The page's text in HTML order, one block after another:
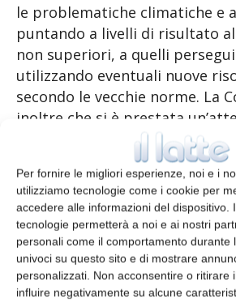
Per fornire le migliori esperienze, noi e i
utilizziamo tecnologie come i cookie per
accedere alle informazioni del dispositivo.
tecnologie permetterà a noi e ai nostri
personali come il comportamento durante
univoci su questo sito e di mostrare
personalizzati. Non acconsentire o ritirare
influire negativamente su alcune
le problematiche climatiche e
puntando a livelli di risultato
non superiori, a quelli
utilizzando eventuali nuove
secondo le vecchie norme. La
inoltre che si è prestata
crescente ai pagamenti
che non sono realmente tali ma
acquistano terreni agricoli per
pagamenti PAC; invita la
responsabili delle politiche a
supplementare per valutare i
la necessità di rivedere i criteri
proposte legislative relative